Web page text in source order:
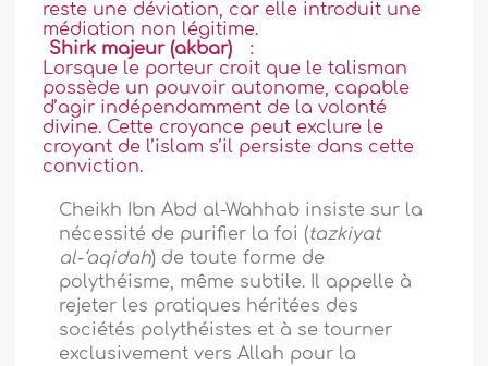
reste une déviation, car elle introduit une
médiation non légitime.
Shirk majeur (akbar)
:
Lorsque le porteur croit que le talisman
possède un pouvoir autonome, capable
d’agir indépendamment de la volonté
divine. Cette croyance peut exclure le
croyant de l’islam s’il persiste dans cette
conviction.
Cheikh Ibn Abd al-Wahhab insiste sur la
nécessité de purifier la foi (tazkiyat
al-‘aqidah) de toute forme de
polythéisme, même subtile. Il appelle à
rejeter les pratiques héritées des
sociétés polythéistes et à se tourner
exclusivement vers Allah pour la